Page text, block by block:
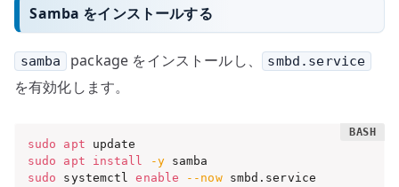
Samba をインストールする
samba package をインストールし、 smbd.service
を有効化します。
sudo apt
sudo
apt install -y
sudo systemctl enable --now smbd.service